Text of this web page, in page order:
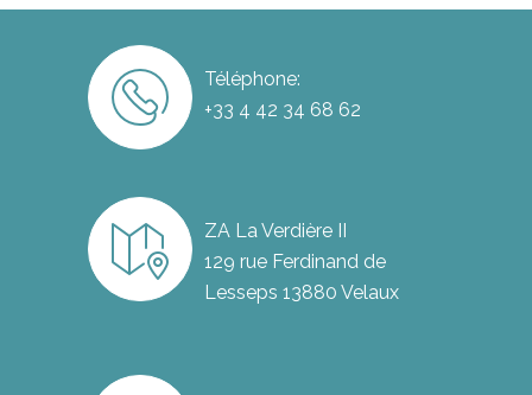
Téléphone:
+33 4 42 34 68 62
ZA La Verdière II
129 rue Ferdinand de
Lesseps 13880 Velaux